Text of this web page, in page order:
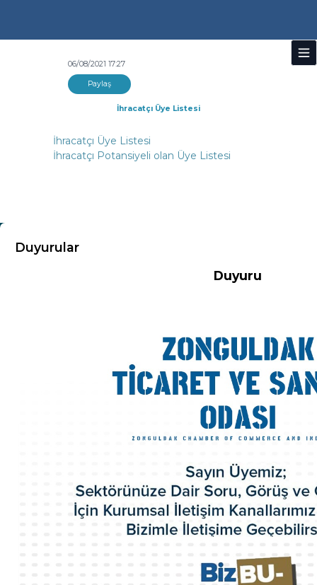
06/08/2021 17:27
Paylaş
İhracatçı Üye Listesi
İhracatçı Üye Listesi
İhracatçı Potansiyeli olan Üye Listesi
Duyurular
Duyuru
Yönetim Kurulu
Meclis Üyeleri
Komisyon ve Kurallar
Organizasyon Şeması
Odamız Personeli
Mevzuat
İl Kadın Girişimci Kurulu
Üyelik ve İştirakler
Eski Yönetim Kurulu Başkanlarımız
ZTSO Etik Kuralları
Faaliyet Raporları
ZTSO Dış Ticaret Destek Ofisi
ZTSO İş Planı